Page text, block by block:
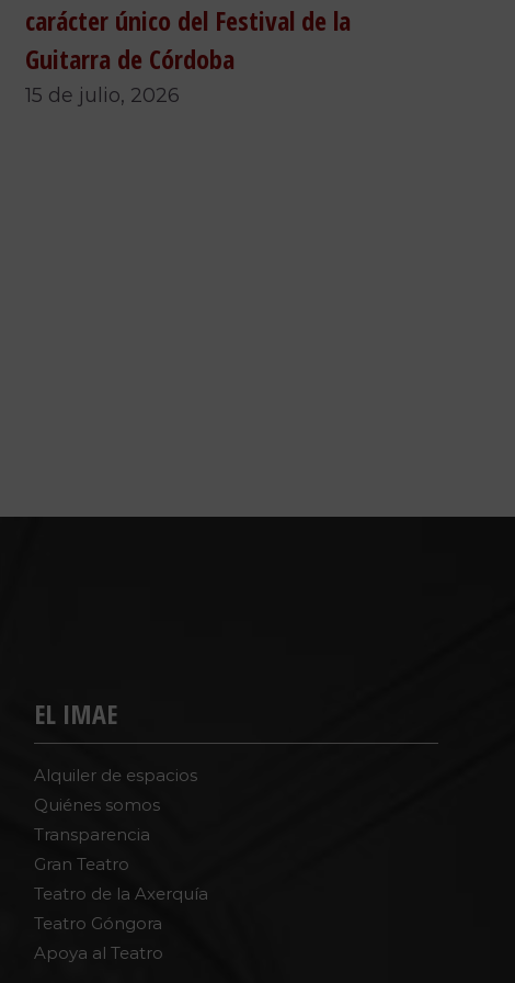
carácter único del Festival de la
Guitarra de Córdoba
15 de julio, 2026
EL IMAE
Alquiler de espacios
Quiénes somos
Transparencia
Gran Teatro
Teatro de la Axerquía
Teatro Góngora
Apoya al Teatro